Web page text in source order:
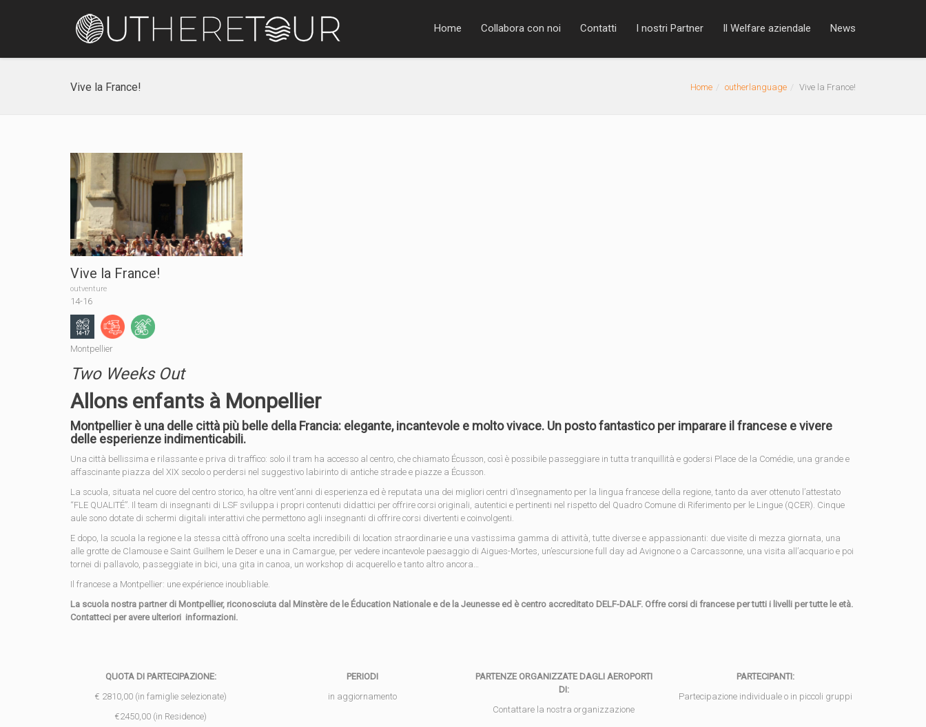
Home Collabora con noi Contatti I nostri Partner Il Welfare aziendale News
Vive la France! Home outherlanguage Vive la France!
Vive la France!
outventure
14-16
Montpellier
Two Weeks Out
Allons enfants à Monpellier
Montpellier è una delle città più belle della Francia: elegante, incantevole e molto vivace. Un posto fantastico per imparare il francese e vivere
delle esperienze indimenticabili.
Una città bellissima e rilassante e priva di traffico: solo il tram ha accesso al centro, che chiamato Écusson, così è possibile passeggiare in tutta tranquillità e godersi Place de la Comédie, una grande e
affascinante piazza del XIX secolo o perdersi nel suggestivo labirinto di antiche strade e piazze a Écusson.
La scuola, situata nel cuore del centro storico, ha oltre vent’anni di esperienza ed è reputata una dei migliori centri d’insegnamento per la lingua francese della regione, tanto da aver ottenuto l’attestato
“FLE QUALITÉ”. Il team di insegnanti di LSF sviluppa i propri contenuti didattici per offrire corsi originali, autentici e pertinenti nel rispetto del Quadro Comune di Riferimento per le Lingue (QCER). Cinque
aule sono dotate di schermi digitali interattivi che permettono agli insegnanti di offrire corsi divertenti e coinvolgenti.
E dopo, la scuola la regione e la stessa città offrono una scelta incredibili di location straordinarie e una vastissima gamma di attività, tutte diverse e appassionanti: due visite di mezza giornata, una
alle grotte de Clamouse e Saint Guilhem le Deser e una in Camargue, per vedere incantevole paesaggio di Aigues-Mortes, un’escursione full day ad Avignone o a Carcassonne, una visita all’acquario e poi
tornei di pallavolo, passeggiate in bici, una gita in canoa, un workshop di acquerello e tanto altro ancora…
Il francese a Montpellier: une expérience inoubliable.
La scuola nostra partner di Montpellier, riconosciuta dal Minstère de le Éducation Nationale e de la Jeunesse ed è centro accreditato DELF-DALF. Offre corsi di francese per tutti i livelli per tutte le età.
Contatteci per avere ulteriori informazioni.
QUOTA DI PARTECIPAZIONE:
€ 2810,00 (in famiglie selezionate)
€2450,00 (in Residence)
PERIODI
in aggiornamento
PARTENZE ORGANIZZATE DAGLI AEROPORTI
DI:
Contattare la nostra organizzazione
PARTECIPANTI:
Partecipazione individuale o in piccoli gruppi